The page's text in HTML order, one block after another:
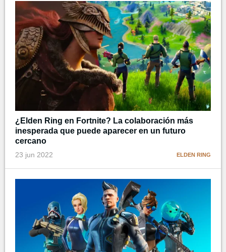
¿Elden Ring en Fortnite? La colaboración más
inesperada que puede aparecer en un futuro
cercano
23 jun 2022 ELDEN RING